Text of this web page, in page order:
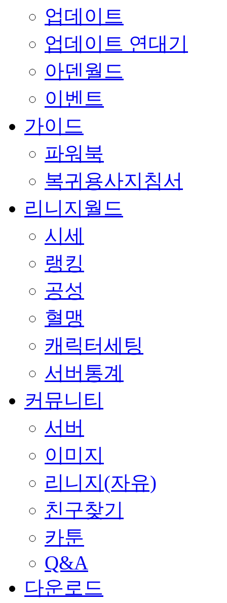
업데이트
업데이트 연대기
아덴월드
이벤트
가이드
파워북
복귀용사지침서
리니지월드
시세
랭킹
공성
혈맹
캐릭터세팅
서버통계
커뮤니티
서버
이미지
리니지(자유)
친구찾기
카툰
Q&A
다운로드